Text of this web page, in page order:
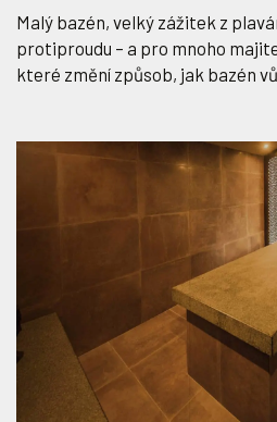
Malý bazén, velký zážitek z
protiproudu – a pro mnoho
které změní způsob, jak bazén